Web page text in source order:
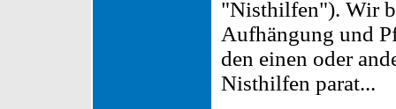
"Nisthilfen"). Wir
Aufhängung und
den einen oder
Nisthilfen parat...